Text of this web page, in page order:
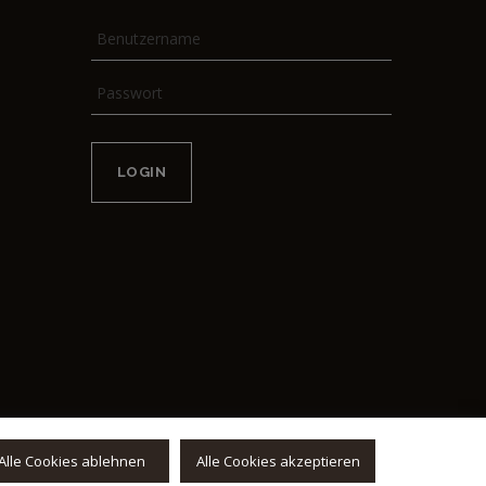
Cookies ablehnen Alle Cookies akzeptieren